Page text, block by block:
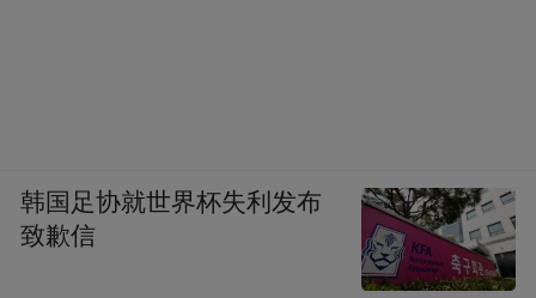
韩国足协就世界杯失利发布
致歉信